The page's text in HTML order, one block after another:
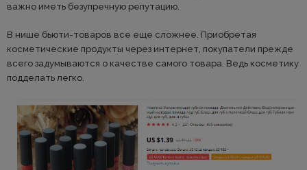
важно иметь безупречную репутацию.
В нише бьюти-товаров все еще сложнее. Приобретая
косметические продукты через интернет, покупатели прежде
всего задумываются о качестве самого товара. Ведь косметику
подделать легко.